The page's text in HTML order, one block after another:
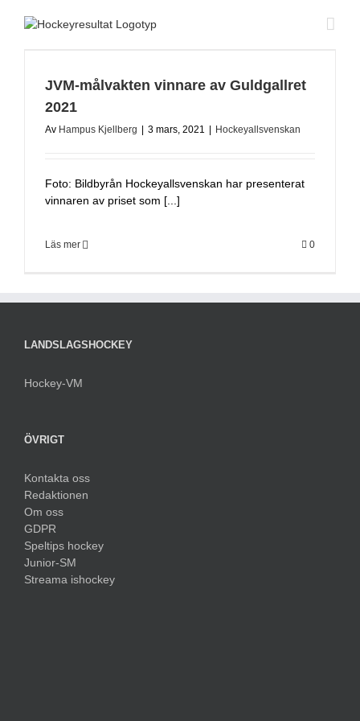
JVM-målvakten vinnare av Guldgallret
2021
Av Hampus Kjellberg 3 mars, 2021 Hockeyallsvenskan
Foto: Bildbyrån Hockeyallsvenskan har presenterat
vinnaren av priset som [...]
Läs mer 0
LANDSLAGSHOCKEY
Hockey-VM
ÖVRIGT
Kontakta oss
Redaktionen
Om oss
GDPR
Speltips hockey
Junior-SM
Streama ishockey